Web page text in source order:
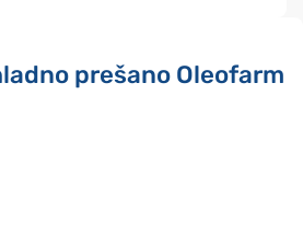
prešano Oleofarm